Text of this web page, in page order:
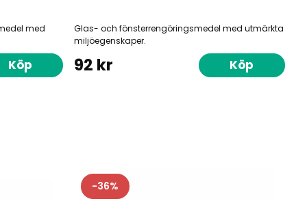
med
Köp
Glas- och fönsterrengöringsmedel med utmärkta
miljöegenskaper.
92 kr Köp
36